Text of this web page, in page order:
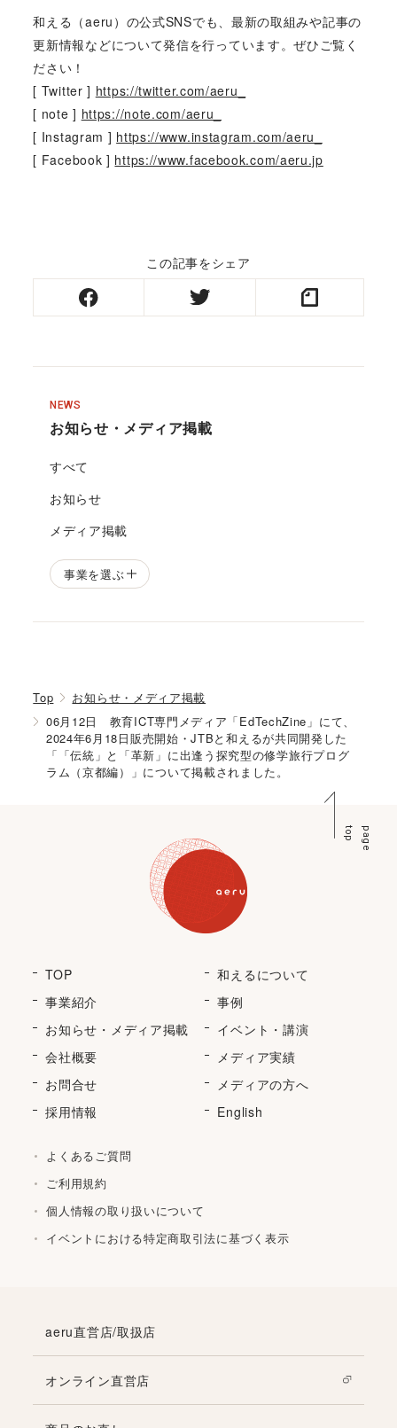
和える（aeru）の公式SNSでも、最新の取組みや記事の
更新情報などについて発信を行っています。ぜひご覧く
ださい！
[ Twitter ] https://twitter.com/aeru_
[ note ] https://note.com/aeru_
[ Instagram ] https://www.instagram.com/aeru_
[ Facebook ] https://www.facebook.com/aeru.jp
この記事をシェア
NEWS
お知らせ・メディア掲載
すべて
お知らせ
メディア掲載
事業を選ぶ
Top
お知らせ・メディア掲載
06月12日 教育ICT専門メディア「EdTechZine」にて、
2024年6月18日販売開始・JTBと和えるが共同開発した
「「伝統」と「革新」に出逢う探究型の修学旅行プログ
ラム（京都編）」について掲載されました。
p
a
g
e
t
o
p
TOP
和えるについて
事業紹介
事例
お知らせ・メディア掲載
イベント・講演
会社概要
メディア実績
お問合せ
メディアの方へ
採用情報
English
よくあるご質問
ご利用規約
個人情報の取り扱いについて
イベントにおける特定商取引法に基づく表示
aeru直営店/取扱店
オンライン直営店